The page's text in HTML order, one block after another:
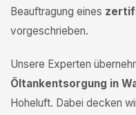
Beauftragung eines
vorgeschrieben.
Unsere Experten
Öltankentsorgung in
Hoheluft. Dabei decken